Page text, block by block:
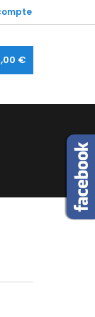
€